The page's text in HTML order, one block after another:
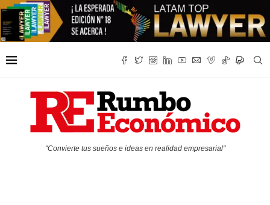
"Convierte tus sueños e ideas en realidad empresarial"